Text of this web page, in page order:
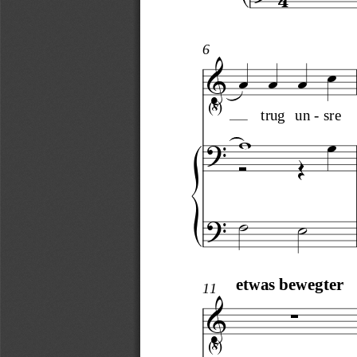
6


 
trug

un

sre
-




etwas bewegter
11


